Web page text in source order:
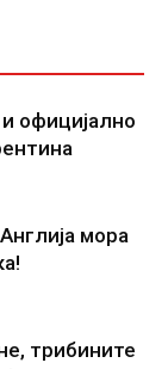
официјално
мора
трибините